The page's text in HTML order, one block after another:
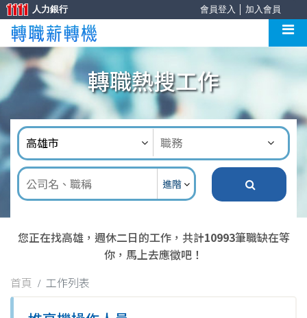
會員登入 加入會員
人力銀行
轉職熱搜工作
進階
您正在找高雄，週休二日的工作，共計10993筆職缺在等
你，馬上去應徵吧！
首頁
工作列表